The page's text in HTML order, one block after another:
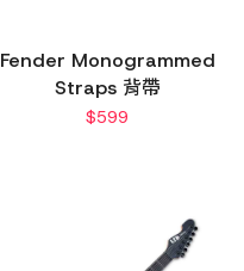
Fender Monogrammed
Straps 背帶
$599